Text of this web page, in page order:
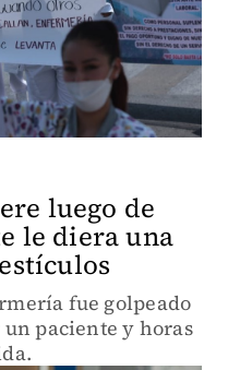
luego de
le diera una
fue golpeado
paciente y horas